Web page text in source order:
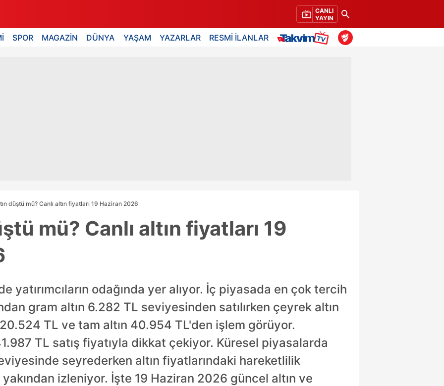
CANLI
YAYIN
SPOR MAGAZİN DÜNYA YAŞAM YAZARLAR RESMİ İLANLAR
düştü mü? Canlı altın fiyatları 19 Haziran 2026
mü? Canlı altın fiyatları 19
yatırımcıların odağında yer alıyor. İç piyasada en çok tercih
gram altın 6.282 TL seviyesinden satılırken çeyrek altın
20.524 TL ve tam altın 40.954 TL'den işlem görüyor.
TL satış fiyatıyla dikkat çekiyor. Küresel piyasalarda
seyrederken altın fiyatlarındaki hareketlilik
yakından izleniyor. İşte 19 Haziran 2026 güncel altın ve